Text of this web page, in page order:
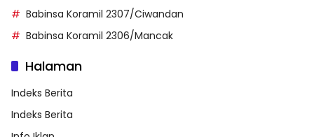
Babinsa Koramil 2307/Ciwandan
Babinsa Koramil 2306/Mancak
Halaman
Indeks Berita
Indeks Berita